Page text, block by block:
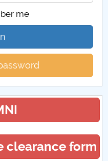
me
clearance form